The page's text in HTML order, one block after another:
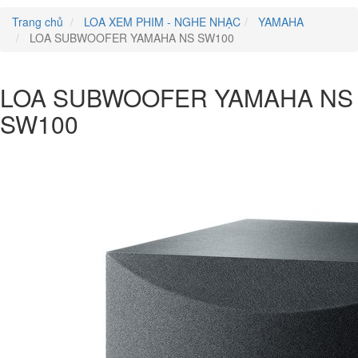
Trang chủ
LOA XEM PHIM - NGHE NHẠC
YAMAHA
LOA SUBWOOFER YAMAHA NS SW100
LOA SUBWOOFER YAMAHA NS
SW100